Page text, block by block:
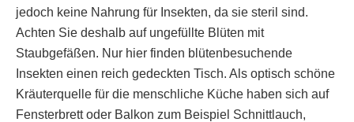
jedoch keine Nahrung für Insekten, da sie steril sind.
Achten Sie deshalb auf ungefüllte Blüten mit
Staubgefäßen. Nur hier finden blütenbesuchende
Insekten einen reich gedeckten Tisch. Als optisch schöne
Kräuterquelle für die menschliche Küche haben sich auf
Fensterbrett oder Balkon zum Beispiel Schnittlauch,